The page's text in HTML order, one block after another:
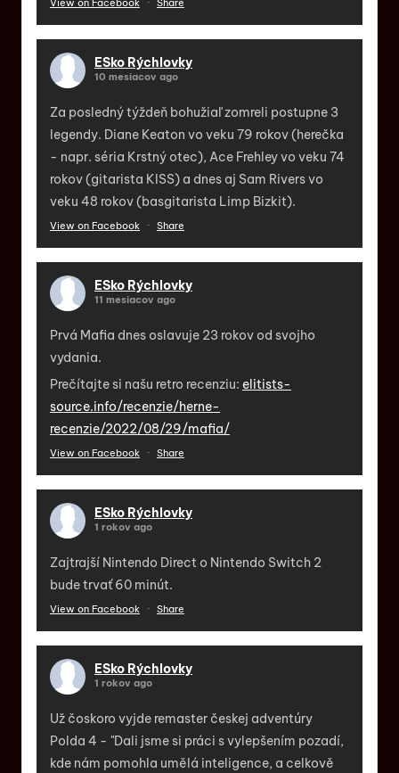
ESko Rýchlovky
10 mesiacov ago
Za posledný týždeň bohužiaľ zomreli postupne 3
legendy. Diane Keaton vo veku 79 rokov (herečka
- napr. séria Krstný otec), Ace Frehley vo veku 74
rokov (gitarista KISS) a dnes aj Sam Rivers vo
veku 48 rokov (basgitarista Limp Bizkit).
View on Facebook · Share
ESko Rýchlovky
11 mesiacov ago
Prvá Mafia dnes oslavuje 23 rokov od svojho
vydania.
Prečítajte si našu retro recenziu: elitists-
source.info/recenzie/herne-
recenzie/2022/08/29/mafia/
View on Facebook · Share
ESko Rýchlovky
1 rokov ago
Zajtrajší Nintendo Direct o Nintendo Switch 2
bude trvať 60 minút.
View on Facebook · Share
ESko Rýchlovky
1 rokov ago
Už čoskoro vyjde remaster českej adventúry
Polda 4 - "Dali jsme si práci s vylepšením pozadí,
kde nám pomohla umělá inteligence, a celkově